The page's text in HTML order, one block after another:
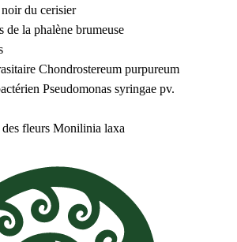
du cerisier
de la phalène brumeuse
Chondrostereum purpureum
Pseudomonas syringae pv.
fleurs Monilinia laxa